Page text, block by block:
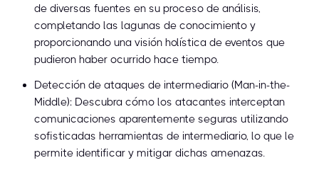
de diversas fuentes en su proceso de análisis,
completando las lagunas de conocimiento y
proporcionando una visión holística de eventos que
pudieron haber ocurrido hace tiempo.
Detección de ataques de intermediario (Man-in-the-
Middle): Descubra cómo los atacantes interceptan
comunicaciones aparentemente seguras utilizando
sofisticadas herramientas de intermediario, lo que le
permite identificar y mitigar dichas amenazas.